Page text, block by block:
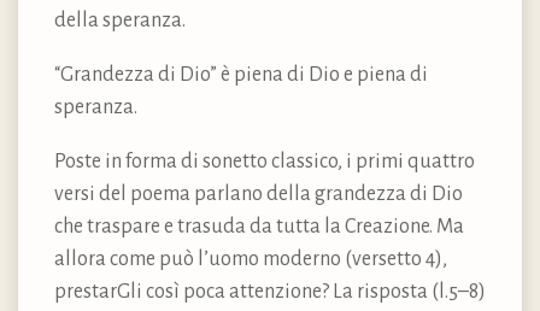
della speranza.
“Grandezza di Dio” è piena di Dio e piena di
speranza.
Poste in forma di sonetto classico, i primi quattro
versi del poema parlano della grandezza di Dio
che traspare e trasuda da tutta la Creazione. Ma
allora come può l’uomo moderno (versetto 4),
prestarGli così poca attenzione? La risposta (l.5–8)